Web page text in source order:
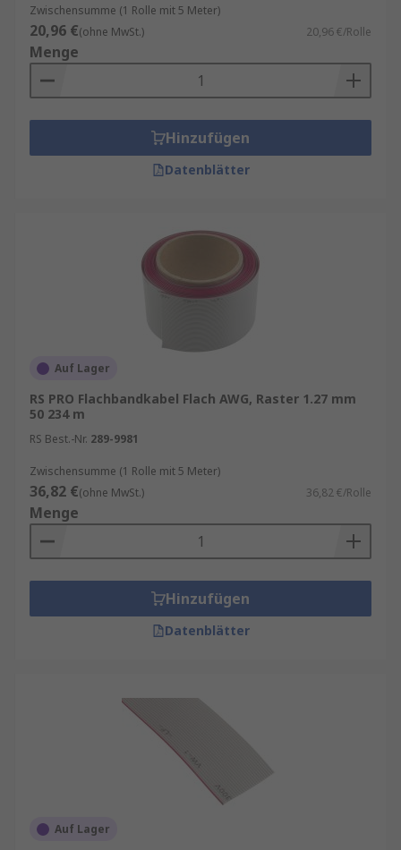
Zwischensumme (1 Rolle mit 5 Meter)
20,96 €(ohne MwSt.) 20,96 €/Rolle
Menge
Hinzufügen
Datenblätter
Auf Lager
RS PRO Flachbandkabel Flach AWG, Raster 1.27 mm
50 234 m
RS Best.-Nr. 289-9981
Zwischensumme (1 Rolle mit 5 Meter)
36,82 €(ohne MwSt.) 36,82 €/Rolle
Menge
Hinzufügen
Datenblätter
Auf Lager